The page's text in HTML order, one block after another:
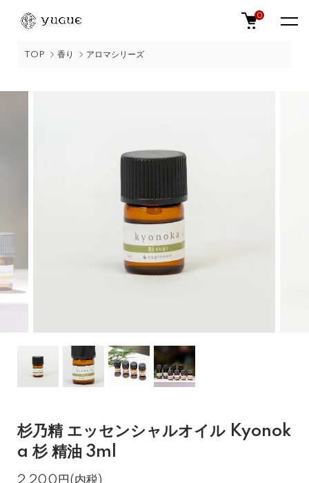
0
TOP 香り アロマシリーズ
杉乃精 エッセンシャルオイル Kyonok
a 杉 精油 3ml
2,200円(内税)